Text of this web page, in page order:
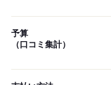
予算
（口コミ集計）